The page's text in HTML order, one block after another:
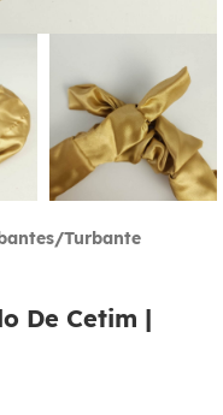
/Turbante
De Cetim |